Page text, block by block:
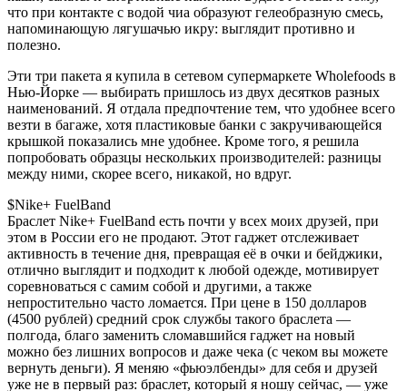
что при контакте с водой чиа образуют гелеобразную смесь,
напоминающую лягушачью икру: выглядит противно и
полезно.
Эти три пакета я купила в сетевом супермаркете Wholefoods в
Нью-Йорке — выбирать пришлось из двух десятков разных
наименований. Я отдала предпочтение тем, что удобнее всего
везти в багаже, хотя пластиковые банки с закручивающейся
крышкой показались мне удобнее. Кроме того, я решила
попробовать образцы нескольких производителей: разницы
между ними, скорее всего, никакой, но вдруг.
$Nike+ FuelBand
Браслет Nike+ FuelBand есть почти у всех моих друзей, при
этом в России его не продают. Этот гаджет отслеживает
активность в течение дня, превращая её в очки и бейджики,
отлично выглядит и подходит к любой одежде, мотивирует
соревноваться с самим собой и другими, а также
непростительно часто ломается. При цене в 150 долларов
(4500 рублей) средний срок службы такого браслета —
полгода, благо заменить сломавшийся гаджет на новый
можно без лишних вопросов и даже чека (с чеком вы можете
вернуть деньги). Я меняю «фьюэлбенды» для себя и друзей
уже не в первый раз: браслет, который я ношу сейчас, — уже